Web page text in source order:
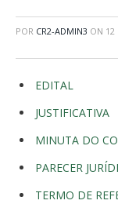
POR CR2-ADMIN3 ON 12
EDITAL
JUSTIFICATIVA
MINUTA DO
PARECER
TERMO DE